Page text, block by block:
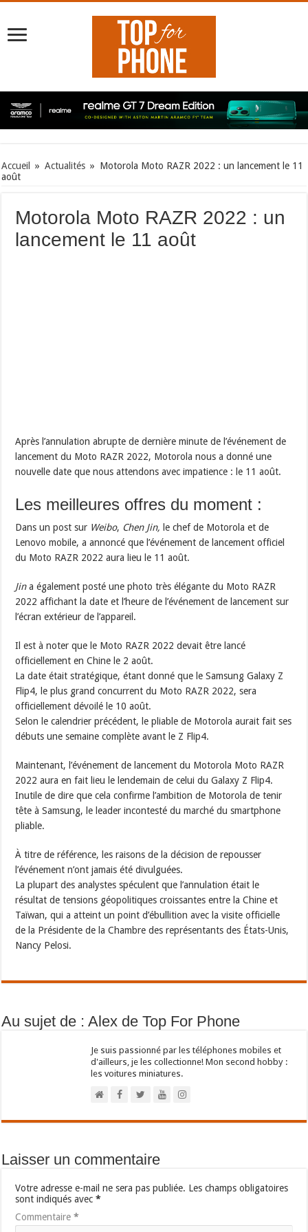
Accueil » Actualités » Motorola Moto RAZR 2022 : un lancement le 11
août
Motorola Moto RAZR 2022 : un
lancement le 11 août
Après l’annulation abrupte de dernière minute de l’événement de
lancement du Moto RAZR 2022, Motorola nous a donné une
nouvelle date que nous attendons avec impatience : le 11 août.
Les meilleures offres du moment :
Dans un post sur Weibo, Chen Jin, le chef de Motorola et de
Lenovo mobile, a annoncé que l’événement de lancement officiel
du Moto RAZR 2022 aura lieu le 11 août.
Jina également posté une photo très élégante du Moto RAZR
2022 affichant la date et l’heure de l’événement de lancement sur
l’écran extérieur de l’appareil.
Il est à noter que le Moto RAZR 2022 devait être lancé
officiellement en Chine le 2 août.
La date était stratégique, étant donné que le Samsung Galaxy Z
Flip4, le plus grand concurrent du Moto RAZR 2022, sera
officiellement dévoilé le 10 août.
Selon le calendrier précédent, le pliable de Motorola aurait fait ses
débuts une semaine complète avant le Z Flip4.
Maintenant, l’événement de lancement du Motorola Moto RAZR
2022 aura en fait lieu le lendemain de celui du Galaxy Z Flip4.
Inutile de dire que cela confirme l’ambition de Motorola de tenir
tête à Samsung, le leader incontesté du marché du smartphone
pliable.
À titre de référence, les raisons de la décision de repousser
l’événement n’ont jamais été divulguées.
La plupart des analystes spéculent que l’annulation était le
résultat de tensions géopolitiques croissantes entre la Chine et
Taïwan, qui a atteint un point d’ébullition avec la visite officielle
de la Présidente de la Chambre des représentants des États-Unis,
Nancy Pelosi.
Au sujet de : Alex de Top For Phone
Je suis passionné par les téléphones mobiles et
d'ailleurs, je les collectionne! Mon second hobby :
les voitures miniatures.
Laisser un commentaire
Votre adresse e-mail ne sera pas publiée. Les champs obligatoires
sont indiqués avec*
Commentaire*